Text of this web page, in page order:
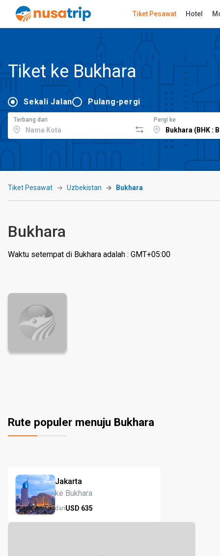
Tiket Pesawat Hotel
Tiket ke Bukhara
Sekali Jalan Pulang-pergi
Terbang dari Pergi ke
Tiket Pesawat Uzbekistan Bukhara
Bukhara
Waktu setempat di Bukhara adalah : GMT+05:00
Rute populer menuju Bukhara
Jakarta
ke Bukhara
dariUSD 635